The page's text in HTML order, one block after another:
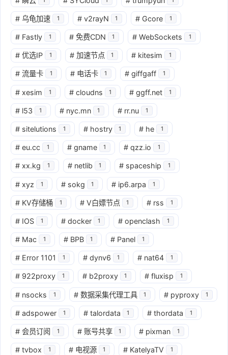
# 乌龟加速 1 # v2rayN 1 # Gcore 1
# Fastly 1 # 免费CDN 1 # WebSockets 1
# 优选IP 1 # 加速节点 1 # kitesim 1
# 流量卡 1 # 电话卡 1 # giffgaff 1
# xesim 1 # cloudns 1 # ggff.net 1
# l53 1 # nyc.mn 1 # rr.nu 1
# sitelutions 1 # hostry 1 # he 1
# eu.cc 1 # gname 1 # qzz.io 1
# xx.kg 1 # netlib 1 # spaceship 1
# xyz 1 # sokg 1 # ip6.arpa 1
# KV存储桶 1 # V白嫖节点 1 # rss 1
# IOS 1 # docker 1 # openclash 1
# Mac 1 # BPB 1 # Panel 1
# Error 1101 1 # dynv6 1 # nat64 1
# 922proxy 1 # b2proxy 1 # fluxisp 1
# nsocks 1 # 数据采集代理工具 1 # pyproxy 1
# adspower 1 # talordata 1 # thordata 1
# 会员订阅 1 # 账号共享 1 # pixman 1
# tvbox 1 # 电视源 1 # KatelyaTV 1